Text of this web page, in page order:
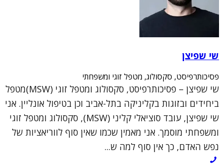
שי שפיצן
פסיכותרפיסט, סקסולוג, מטפל זוגי ומשפחתי
שי שפיצן – פסיכותרפיסט, סקסולוג ומטפל זוגי (MSW)מטפל
ביחידים ובזוגות בקליניקה בתל-אביב וכן בטיפול אונליין. אני
שי שפיצן, עובד סוציאלי קליני (MSW), סקסולוג ומטפל זוגי
ומשפחתי מוסמך. אני מאמין שכמו שאין סוף לווריאציות של
נפש האדם, כך אין סוף למה ש...